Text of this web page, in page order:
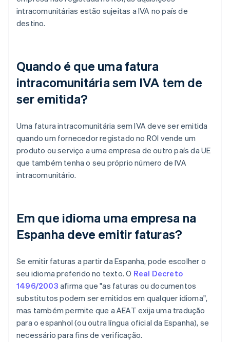
intracomunitárias estão sujeitas a IVA no país de
destino.
Quando é que uma fatura
intracomunitária sem IVA tem de
ser emitida?
Uma fatura intracomunitária sem IVA deve ser emitida
quando um fornecedor registado no ROI vende um
produto ou serviço a uma empresa de outro país da UE
que também tenha o seu próprio número de IVA
intracomunitário.
Em que idioma uma empresa na
Espanha deve emitir faturas?
Se emitir faturas a partir da Espanha, pode escolher o
seu idioma preferido no texto. O Real Decreto
1496/2003 afirma que "as faturas ou documentos
substitutos podem ser emitidos em qualquer idioma",
mas também permite que a AEAT exija uma tradução
para o espanhol (ou outra língua oficial da Espanha), se
necessário para fins de verificação.